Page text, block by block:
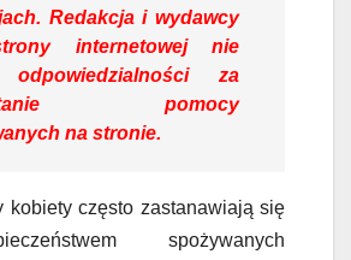
Redakcja i wydawcy
internetowej nie
odpowiedzialności za
pomocy
na stronie.
kobiety często zastanawiają się
spożywanych